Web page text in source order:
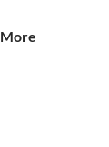
More